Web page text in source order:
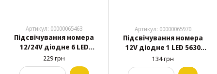
Артикул: 00000065463
Підсвічування номера
12/24V діодне 6 LED
Чорний корпус 4382
(2шт./уп)
229 грн
Артикул: 00000065970
Підсвічування номера
12V діодне 1 LED 5630
Чорна,врізна
D=12мм*33мм (2шт./уп)
134 грн